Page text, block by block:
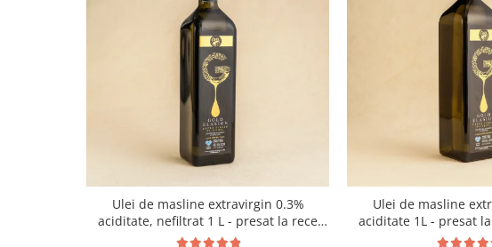
Ulei de masline extravirgin 0.3%
aciditate, nefiltrat 1 L - presat la rece
RECOLTA NOUA
Ulei de masline
aciditate 1L - presat la
NOUA